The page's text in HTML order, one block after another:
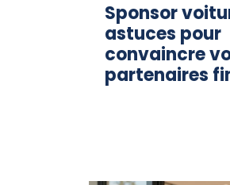
Sponsor
astuces pour
convaincre
partenaires